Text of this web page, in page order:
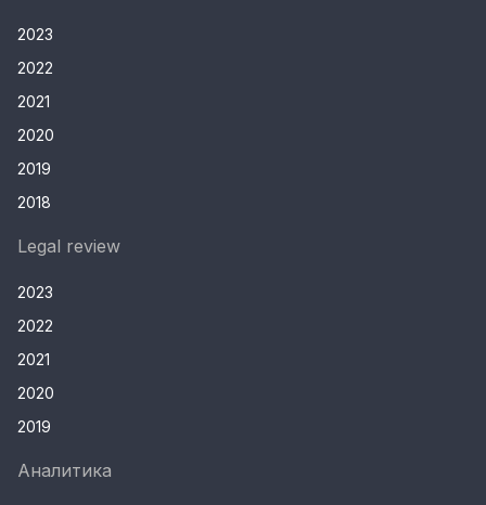
2023
2022
2021
2020
2019
2018
Legal review
2023
2022
2021
2020
2019
Аналитика